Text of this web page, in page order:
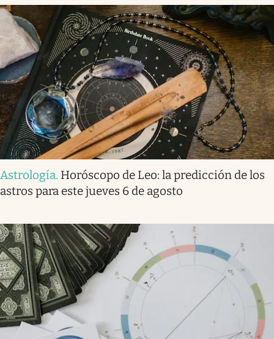
Astrología. Horóscopo de Leo: la predicción de los
astros para este jueves 6 de agosto